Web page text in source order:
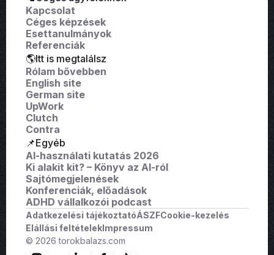
Kapcsolat
Céges képzések
Esettanulmányok
Referenciák
🌎Itt is megtalálsz
Rólam bővebben
English site
German site
UpWork
Clutch
Contra
📌Egyéb
AI-használati kutatás 2026
Ki alakit kit? – Könyv az AI-ról
Sajtómegjelenések
Konferenciák, előadások
ADHD vállalkozói podcast
Adatkezelési tájékoztatóÁSZFCookie-kezelés
Elállási feltételekImpressum
© 2026 torokbalazs.com